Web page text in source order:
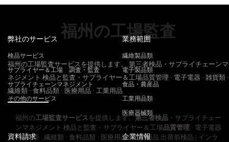
福州の工場監査
福州の工場監査サービスを提供します。 第三者検品・サプライチェーンマ
ネジメント 検品と監査・サプライヤー＆工場品質管理 · 電子電器 · 雑貨類 ·
繊維類 · 食料品類 · 医療用品 · 工業用品
福州の工場監査サービス を提供します。第三者検品 ・サプライチェー
ンマネジメント 検品と監査・サプライヤー＆工場品質管理 · 電子電器
· 雑貨類 · 繊維類 · 食料品類 · 医療用品 · 工業用品 出荷前検品 | インラ
弊社のサービス
検品サービス
サプライヤー＆工場 調査・監査
サプライチェーンマネジメント
その他のサービス
業務範囲
繊維製品類
電子製品類
食品・農産品
工業用品類
医療器械類
資料請求 企業情報